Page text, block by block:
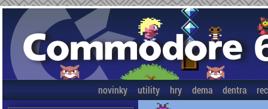
novinky utility hry dema dentra